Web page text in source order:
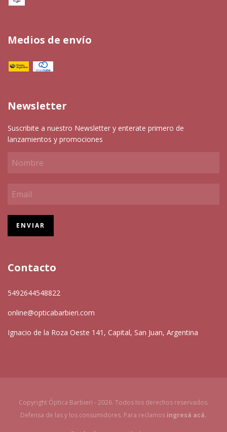
Medios de envío
Newsletter
Suscribite a nuestro Newsletter y enterate primero de
lanzamientos y promociones
Contacto
5492644548822
online@opticabarbieri.com
Ignacio de la Roza Oeste 141, Capital, San Juan, Argentina
Copyright Óptica Barbieri - 2026. Todos los derechos reservados.
Defensa de las y los consumidores. Para reclamos ingresá acá.